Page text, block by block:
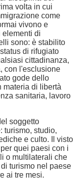
volta in cui
come
vivono e
elementi di
sono: è stabilito
di rifugiato
cittadinanza,
con l'esclusione
gode dello
materia di libertà
sanitaria, lavoro
soggetto
turismo, studio,
e culto. Il visto
quei paesi con i
o multilaterali che
turismo nel paese
ai tre mesi.